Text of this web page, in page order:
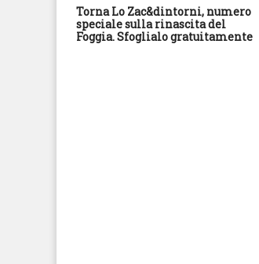
Torna Lo Zac&dintorni, numero
speciale sulla rinascita del
Foggia. Sfoglialo gratuitamente